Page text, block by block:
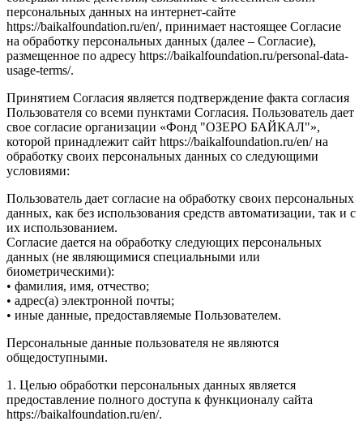
персональных данных на интернет-сайте
https://baikalfoundation.ru/en/, принимает настоящее Согласие
на обработку персональных данных (далее – Согласие),
размещенное по адресу https://baikalfoundation.ru/personal-data-
usage-terms/.
Принятием Согласия является подтверждение факта согласия
Пользователя со всеми пунктами Согласия. Пользователь дает
свое согласие организации «Фонд "ОЗЕРО БАЙКАЛ"»,
которой принадлежит сайт https://baikalfoundation.ru/en/ на
обработку своих персональных данных со следующими
условиями:
Пользователь дает согласие на обработку своих персональных
данных, как без использования средств автоматизации, так и с
их использованием.
Согласие дается на обработку следующих персональных
данных (не являющимися специальными или
биометрическими):
• фамилия, имя, отчество;
• адрес(а) электронной почты;
• иные данные, предоставляемые Пользователем.
Персональные данные пользователя не являются
общедоступными.
1. Целью обработки персональных данных является
предоставление полного доступа к функционалу сайта
https://baikalfoundation.ru/en/.